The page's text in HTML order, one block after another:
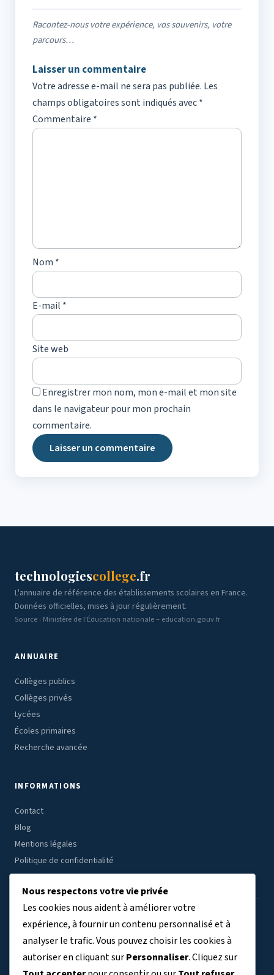
Racontez-nous votre expérience, vos souvenirs, votre
parcours…
Laisser un commentaire
Votre adresse e-mail ne sera pas publiée. Les
champs obligatoires sont indiqués avec*
Commentaire *
Nom *
E-mail *
Site web
Enregistrer mon nom, mon e-mail et mon site
dans le navigateur pour mon prochain
commentaire.
technologiescollege.fr
L'annuaire de référence des établissements scolaires en France.
Données officielles, mises à jour régulièrement.
Source : Ministère de l'Éducation nationale – education.gouv.fr
ANNUAIRE
Collèges publics
Collèges privés
Lycées
Écoles primaires
Recherche avancée
INFORMATIONS
Contact
Blog
Mentions légales
Politique de confidentialité
ÉTABLISSEMENTS PAR RÉGION
Auvergne-Rhône-Alpes (7804)Bourgogne-Franche-Comté(3409)
Bretagne(3038)Centre-Val de Loire(2691)Corse(329) Grand Est(5763)
Nous respectons votre vie privée
Les cookies nous aident à améliorer votre
expérience, à fournir un contenu personnalisé et à
analyser le trafic. Vous pouvez choisir les cookies à
autoriser en cliquant surPersonnaliser. Cliquez sur